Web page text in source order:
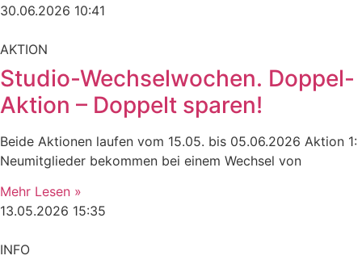
30.06.2026 10:41
AKTION
Studio-Wechselwochen. Doppel-
Aktion – Doppelt sparen!
Beide Aktionen laufen vom 15.05. bis 05.06.2026 Aktion 1:
Neumitglieder bekommen bei einem Wechsel von
Mehr Lesen »
13.05.2026 15:35
INFO